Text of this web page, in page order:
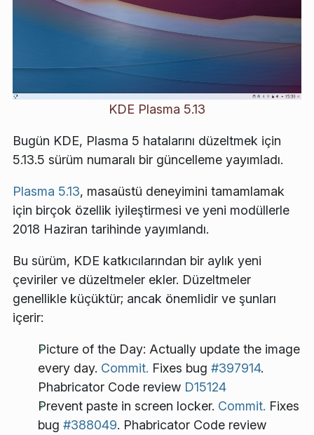
KDE Plasma 5.13
Bugün KDE, Plasma 5 hatalarını düzeltmek için
5.13.5 sürüm numaralı bir güncelleme yayımladı.
Plasma 5.13, masaüstü deneyimini tamamlamak
için birçok özellik iyileştirmesi ve yeni modüllerle
2018 Haziran tarihinde yayımlandı.
Bu sürüm, KDE katkıcılarından bir aylık yeni
çeviriler ve düzeltmeler ekler. Düzeltmeler
genellikle küçüktür; ancak önemlidir ve şunları
içerir:
Picture of the Day: Actually update the image
every day. Commit. Fixes bug #397914.
Phabricator Code review D15124
Prevent paste in screen locker. Commit. Fixes
bug #388049. Phabricator Code review